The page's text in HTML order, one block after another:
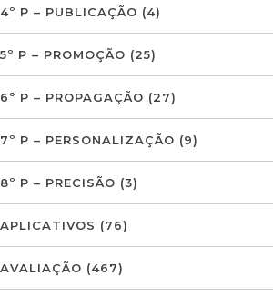
4º P – PUBLICAÇÃO (4)
5º P – PROMOÇÃO (25)
6º P – PROPAGAÇÃO (27)
7º P – PERSONALIZAÇÃO (9)
8º P – PRECISÃO (3)
APLICATIVOS (76)
AVALIAÇÃO (467)